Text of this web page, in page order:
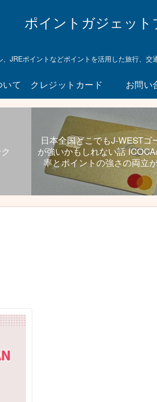
ポイントガジェット
、JREポイントなどポイントを活用した旅行、交
て クレジットカード お問い
日本全国どこでもJ-WESTゴ
が強いかもしれない話
率とポイントの強さの両立